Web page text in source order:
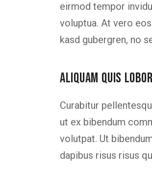
eirmod tempor
voluptua. At vero
kasd gubergren, no
ALIQUAM QUIS
Curabitur
ut ex bibendum
volutpat. Ut
dapibus risus risus